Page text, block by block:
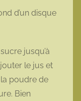
d’un disque
jusqu’à
le jus et
la poudre de
Bien